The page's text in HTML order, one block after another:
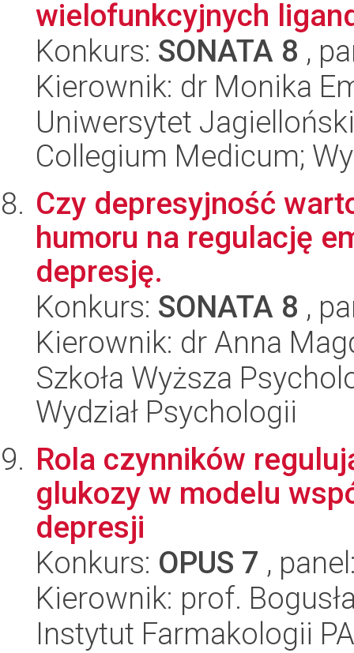
wielofunkcyjnych
Konkurs: SONATA 8 ,
Kierownik: dr Monika
Uniwersytet
Collegium Medicum;
Czy depresyjność
humoru na regulację
depresję.
Konkurs: SONATA 8 ,
Kierownik: dr Anna
Szkoła Wyższa
Wydział Psychologii
Rola czynników
glukozy w modelu
depresji
Konkurs: OPUS 7 ,
Kierownik: prof.
Instytut Farmakologii